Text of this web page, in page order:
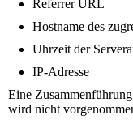
Referrer URL
Hostname des
Uhrzeit der
IP-Adresse
Eine
wird nicht